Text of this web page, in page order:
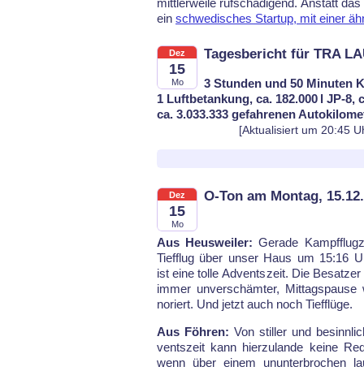
ein schwe­di­sches Star­tup, mit ei­ner
Dez
15
Mo
Tagesbericht für TRA
3 Stunden und 50 Minuten
1 Luftbetankung, ca. 182.000 l JP-8,
ca. 3.033.333 gefahrenen
[Aktualisiert um 20:45
Dez
15
Mo
O-Ton am Montag,
Aus Heusweiler: Gera­de
Tief­flug über un­ser Haus um 15:16
ist ei­ne tol­le Ad­vents­zeit. Die Be­sat­zer
im­mer un­ver­schäm­ter,
no­riert. Und jetzt auch noch Tief­flü­ge.
Aus Föhren: Von stil­ler und
vent­s­zeit kann hier­zu­lan­de kei­ne
wenn über ei­nem un­un­ter­bro­chen